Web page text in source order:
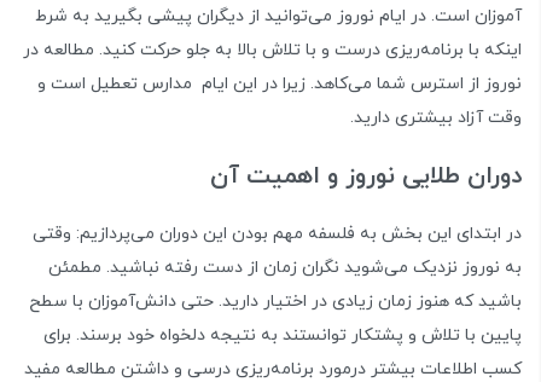
آموزان است. در ایام نوروز می‌توانید از دیگران پیشی بگیرید به شرط
اینکه با برنامه‌ریزی درست و با تلاش بالا به جلو حرکت کنید. مطالعه در
نوروز از استرس شما می‌کاهد. زیرا در این ایام مدارس تعطیل است و
وقت آزاد بیشتری دارید.
دوران طلایی نوروز و اهمیت آن
در ابتدای این بخش به فلسفه مهم بودن این دوران می‌پردازیم: وقتی
به نوروز نزدیک می‌شوید نگران زمان از دست رفته نباشید. مطمئن
باشید که هنوز زمان زیادی در اختیار دارید. حتی دانش‌آموزان با سطح
پایین با تلاش و پشتکار توانستند به نتیجه دلخواه خود برسند. برای
کسب اطلاعات بیشتر درمورد برنامه‌ریزی درسی و داشتن مطالعه مفید